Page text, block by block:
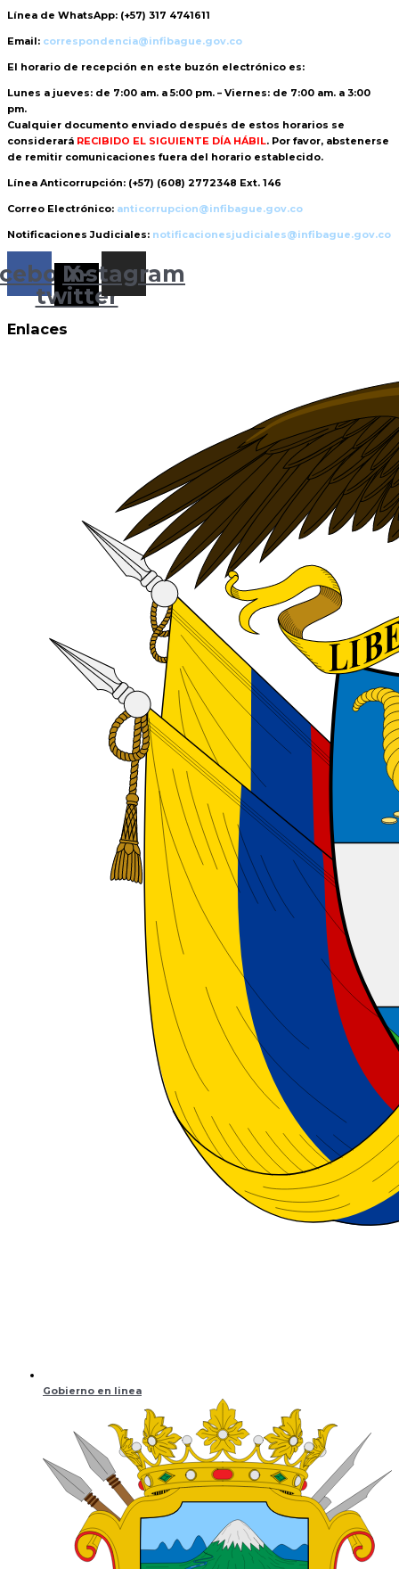
Línea de WhatsApp: (+57) 317 4741611
Email: correspondencia@infibague.gov.co
El horario de recepción en este buzón electrónico es:
Lunes a jueves: de 7:00 am. a 5:00 pm. – Viernes: de 7:00 am. a 3:00
pm.
Cualquier documento enviado después de estos horarios se
considerará RECIBIDO EL SIGUIENTE DÍA HÁBIL. Por favor, abstenerse
de remitir comunicaciones fuera del horario establecido.
Línea Anticorrupción: (+57) (608) 2772348 Ext. 146
Correo Electrónico: anticorrupcion@infibague.gov.co
Notificaciones Judiciales: notificacionesjudiciales@infibague.gov.co
X-
twitter
Instagram
Enlaces
Gobierno en linea